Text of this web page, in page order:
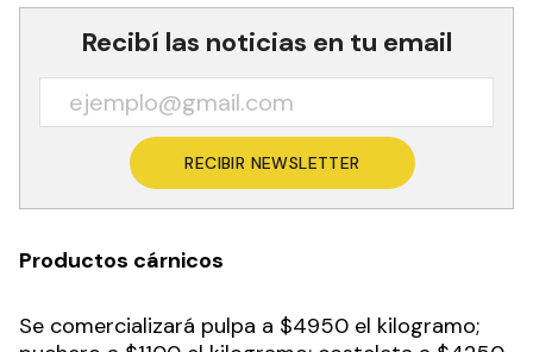
Recibí las noticias en tu email
RECIBIR NEWSLETTER
Productos cárnicos
Se comercializará pulpa a $4950 el kilogramo;